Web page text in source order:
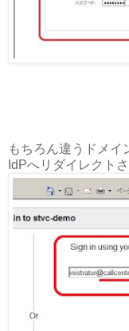
もちろん違うドメイ
IdPへリダイレクトさ